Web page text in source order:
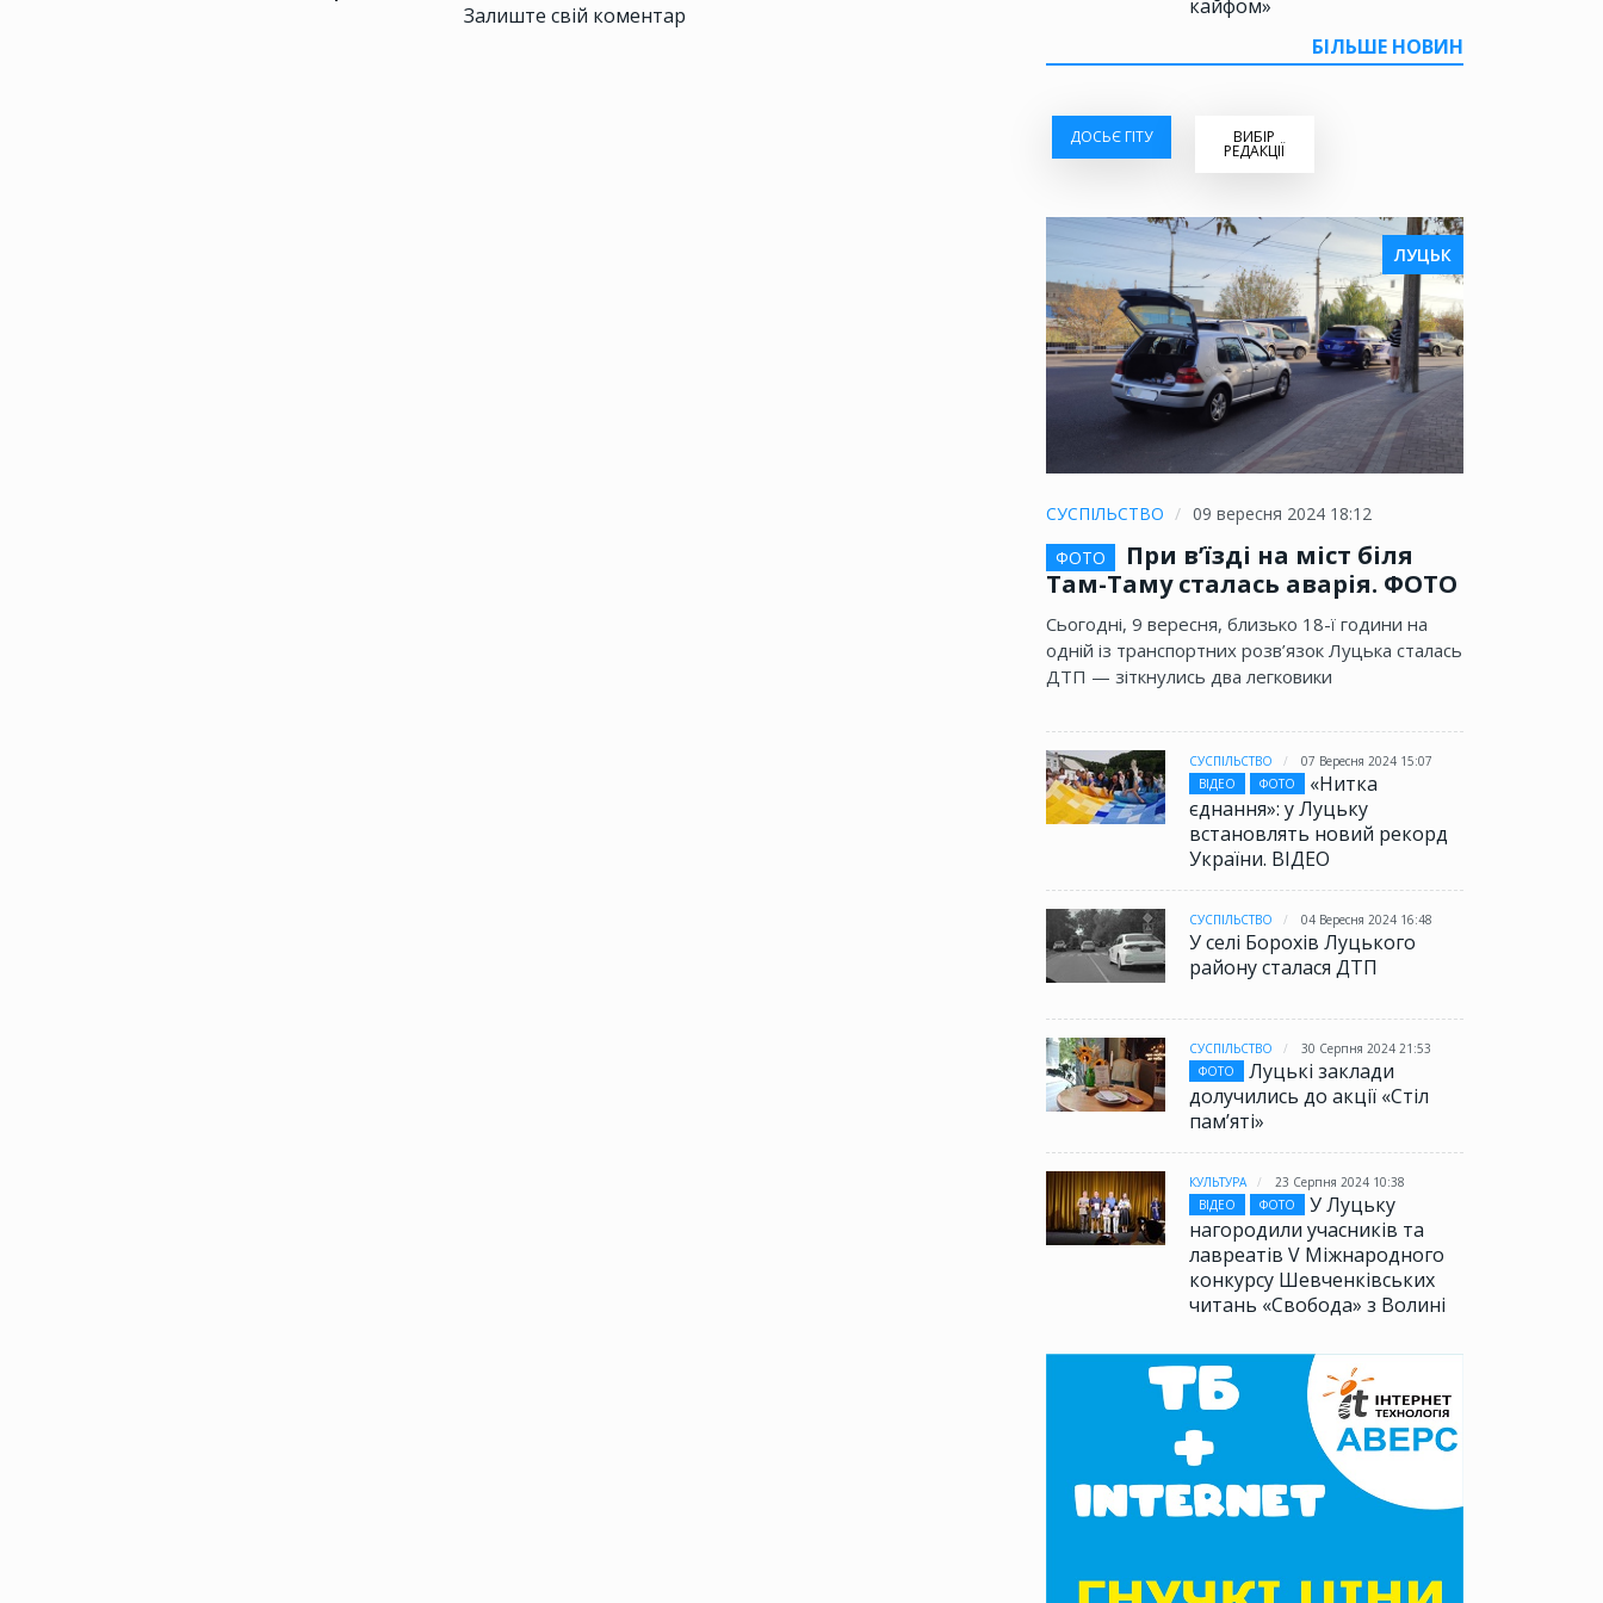
кайфом»
БІЛЬШЕ НОВИН
ДОСЬЄ ГІТУ ВИБІР
РЕДАКЦІЇ
ЛУЦЬК
СУСПІЛЬСТВО
09 вересня 2024 18:12
ФОТО
При в’їзді на міст біля
Там-Таму сталась аварія. ФОТО
Сьогодні, 9 вересня, близько 18-ї години на
одній із транспортних розв’язок Луцька сталась
ДТП — зіткнулись два легковики
СУСПІЛЬСТВО
07 Вересня 2024 15:07
ВІДЕО
ФОТО
«Нитка
єднання»: у Луцьку
встановлять новий рекорд
України. ВІДЕО
СУСПІЛЬСТВО 04 Вересня 2024 16:48
У селі Борохів Луцького
району сталася ДТП
СУСПІЛЬСТВО
30 Серпня 2024 21:53
ФОТО
Луцькі заклади
долучились до акції «Стіл
памʼяті»
КУЛЬТУРА
23 Серпня 2024 10:38
ВІДЕО
ФОТО
У Луцьку
нагородили учасників та
лавреатів V Міжнародного
конкурсу Шевченківських
читань «Свобода» з Волині
Залиште свій коментар